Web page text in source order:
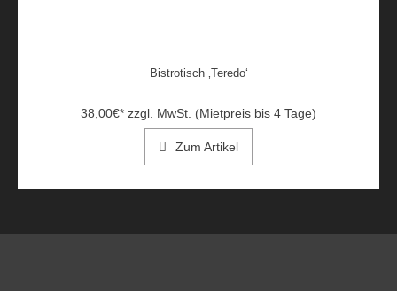
Bistrotisch ‚Teredo‘
38,00€* zzgl. MwSt. (Mietpreis bis 4 Tage)
Zum Artikel